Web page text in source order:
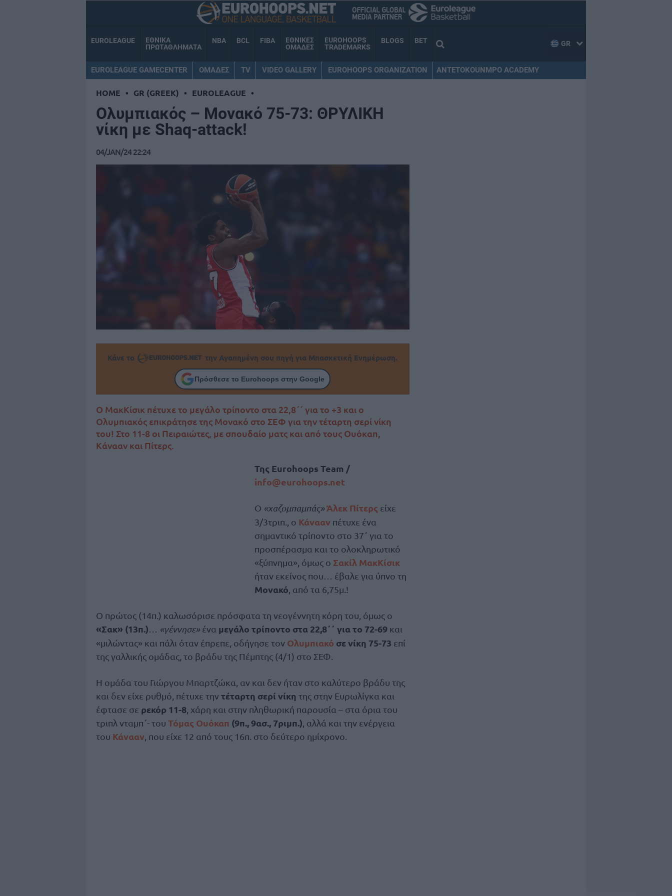
EUROLEAGUE
ΕΘΝΙΚΑ
ΠΡΩΤΑΘΛΗΜΑΤΑ
NBA BCL FIBA
ΕΘΝΙΚΕΣ
ΟΜΑΔΕΣ
EUROHOOPS
TRADEMARKS
BLOGS BET GR
EUROLEAGUE GAMECENTER ΟΜΑΔΕΣ TV VIDEO GALLERY EUROHOOPS ORGANIZATION ANTETOKOUNMPO ACADEMY
HOME • GR (GREEK) • EUROLEAGUE •
Ολυμπιακός – Μονακό 75-73: ΘΡΥΛΙΚΗ
νίκη με Shaq-attack!
04/JAN/24 22:24
Κάνε το την Αγαπημένη σου πηγή για Μπασκετική Ενημέρωση.
Πρόσθεσε το Eurohoops στην Google
Ο ΜακΚίσικ πέτυχε το μεγάλο τρίποντο στα 22,8΄΄ για το +3 και ο
Ολυμπιακός επικράτησε της Μονακό στο ΣΕΦ για την τέταρτη σερί νίκη
του! Στο 11-8 οι Πειραιώτες, με σπουδαίο ματς και από τους Ουόκαπ,
Κάνααν και Πίτερς.
Της Eurohoops Team /
info@eurohoops.net
Ο «χαζομπαμπάς»Άλεκ Πίτερς είχε
3/3τριπ., ο Κάναανπέτυχε ένα
σημαντικό τρίποντο στο 37΄ για το
προσπέρασμα και το ολοκληρωτικό
«ξύπνημα», όμως ο Σακίλ ΜακΚίσικ
ήταν εκείνος που… έβαλε για ύπνο τη
Μονακό , από τα 6,75μ.!
Ο πρώτος (14π.) καλωσόρισε πρόσφατα τη νεογέννητη κόρη του, όμως ο
«Σακ» (13π.) «γέννησε» ένα μεγάλο τρίποντο στα 22,8΄΄ για το 72-69 και
«μιλώντας» και πάλι όταν έπρεπε, οδήγησε τον Ολυμπιακό σε νίκη 75-73 επί
της γαλλικής ομάδας, το βράδυ της Πέμπτης (4/1) στο ΣΕΦ.
Η ομάδα του Γιώργου Μπαρτζώκα, αν και δεν ήταν στο καλύτερο βράδυ της
και δεν είχε ρυθμό, πέτυχε τηντέταρτη σερί νίκη της στην Ευρωλίγκα και
έφτασε σε ρεκόρ 11-8 , χάρη και στην πληθωρική παρουσία – στα όρια του
τριπλ νταμπ΄- του Τόμας Ουόκαπ (9π., 9ασ., 7ριμπ.) , αλλά και την ενέργεια
του Κάνααν , που είχε 12 από τους 16π. στο δεύτερο ημίχρονο.